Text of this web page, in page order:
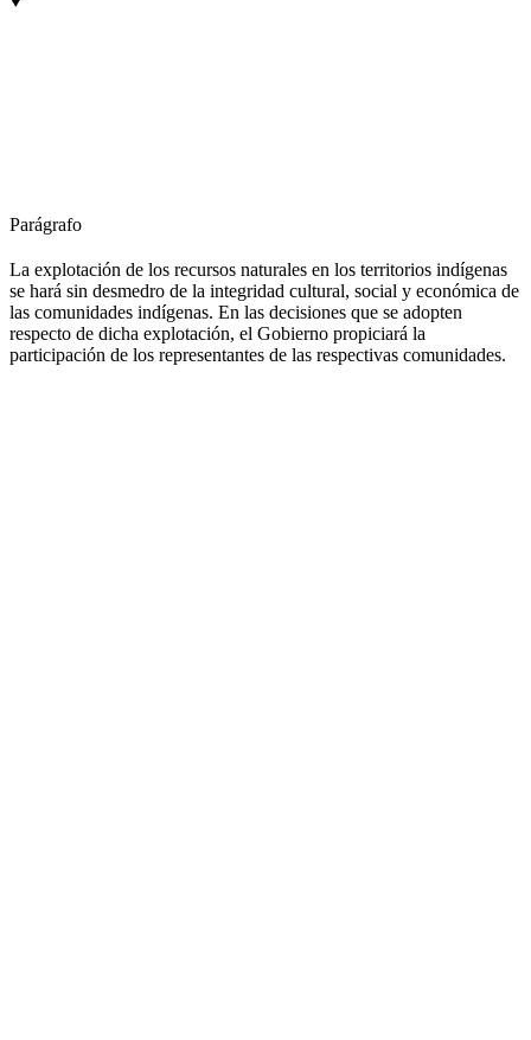
Parágrafo
La explotación de los recursos naturales en los territorios indígenas
se hará sin desmedro de la integridad cultural, social y económica de
las comunidades indígenas. En las decisiones que se adopten
respecto de dicha explotación, el Gobierno propiciará la
participación de los representantes de las respectivas comunidades.